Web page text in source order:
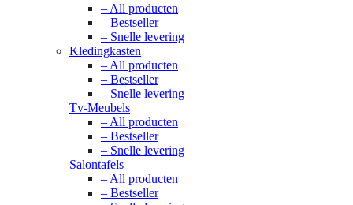
– All producten
– Bestseller
– Snelle levering
Kledingkasten
– All producten
– Bestseller
– Snelle levering
Tv-Meubels
– All producten
– Bestseller
– Snelle levering
Salontafels
– All producten
– Bestseller